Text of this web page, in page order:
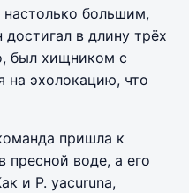
большим,
в длину трёх
был хищником с
на эхолокацию, что
пришла к
пресной воде, а его
и P. yacuruna,